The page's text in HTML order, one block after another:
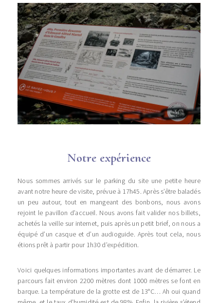
Notre expérience
Nous sommes arrivés sur le parking du site une petite heure
avant notre heure de visite, prévue à 17h45. Après s’être baladés
un peu autour, tout en mangeant des bonbons, nous avons
rejoint le pavillon d’accueil. Nous avons fait valider nos billets,
achetés la veille sur internet, puis après un petit brief, on nous a
équipé d’un casque et d’un audioguide. Après tout cela, nous
étions prêt à partir pour 1h30 d’expédition.
Voici quelques informations importantes avant de démarrer. Le
parcours fait environ 2200 mètres dont 1000 mètres se font en
barque. La température de la grotte est de 13°C… Ah oui quand